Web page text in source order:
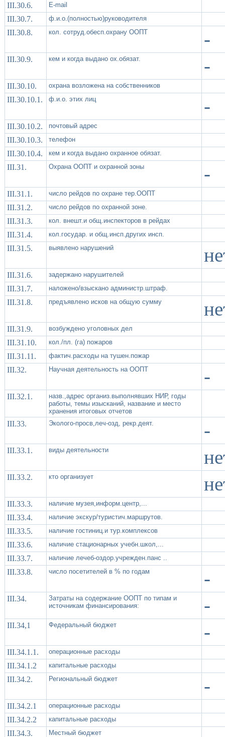
III.30.6. Е-mail
III.30.7. ф.и.о.(полностью)руководителя
III.30.8. кол. сотруд.обесп.охрану ООПТ -
III.30.9. кем и когда выдано ох.обязат. -
III.30.10. охрана возложена на собственников
III.30.10.1. ф.и.о. этих лиц -
III.30.10.2. почтовый адрес
III.30.10.3. телефон
III.30.10.4. кем и когда выдано охранное обязат.
III.31. Охрана ООПТ и охранной зоны -
III.31.1. число рейдов по охране тер.ООПТ
III.31.2. число рейдов по охранной зоне.
III.31.3. кол. внешт.и общ.инспекторов в рейдах
III.31.4. кол.государ. и общ.инсп.других инсп.
III.31.5. выявлено нарушений
III.31.6. задержано нарушителей
III.31.7. наложено/взыскано администр.штраф.
III.31.8. предъявлено исков на общую сумму
III.31.9. возбуждено уголовных дел
III.31.10. кол./пл. (га) пожаров
III.31.11. фактич.расходы на тушен.пожар
III.32. Научная деятельность на ООПТ -
III.32.1.
назв.,адрес организ.выполнявших НИР, годы
работы, темы изысканий, название и место
хранения итоговых отчетов
III.33. Эколого-просв,леч-озд, рекр.деят. -
III.33.1. виды деятельности
III.33.2. кто организует
III.33.3. наличие музея,информ.центр,...
III.33.4. наличие экскур/туристич.маршрутов.
III.33.5. наличие гостиниц.и тур.комплексов
III.33.6. наличие стационарных учебн.школ,...
III.33.7. наличие лечеб-оздор.учрежден.панс ..
III.33.8. число посетителей в % по годам -
III.34.
Затраты на содержание ООПТ по типам и
источникам финансирования:
-
III.34,1 Федеральный бюджет -
III.34.1.1. операционные расходы
III.34.1.2 капитальные расходы
III.34.2. Региональный бюджет -
III.34.2.1 операционные расходы
III.34.2.2 капитальные расходы
III.34.3. Местный бюджет